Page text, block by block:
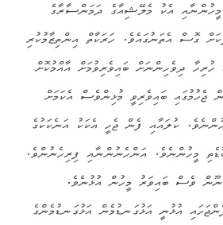
އެކު މެލޭޝިއާގެ ދަމަންސާރާގެ
ގޮސް އެތަނުގައެވެ. ހަރަކާތް އިންތިޒާމުކުރި
ދިވެހިންނަށް ބައިވެރިވުމަށް އާއްމުކޮށް
ޖެހުމުގައި ބައިވެރިވީ މުޅިންވެސް އެކަމަށް
ކުލައާއި ފެން ޖެހީ އެކަކު އަނެކަކުގެ
މީހުންނެވެ. އަންހެނުންނާއި ފިރިހެނުންވެ.
ނޫން ވެސް ބައިވަރު މީހުން އުޅުނެވެ.
އުޅުނީ އަޅުގަނޑުމެން އަޅުގަނޑުމެންގެ